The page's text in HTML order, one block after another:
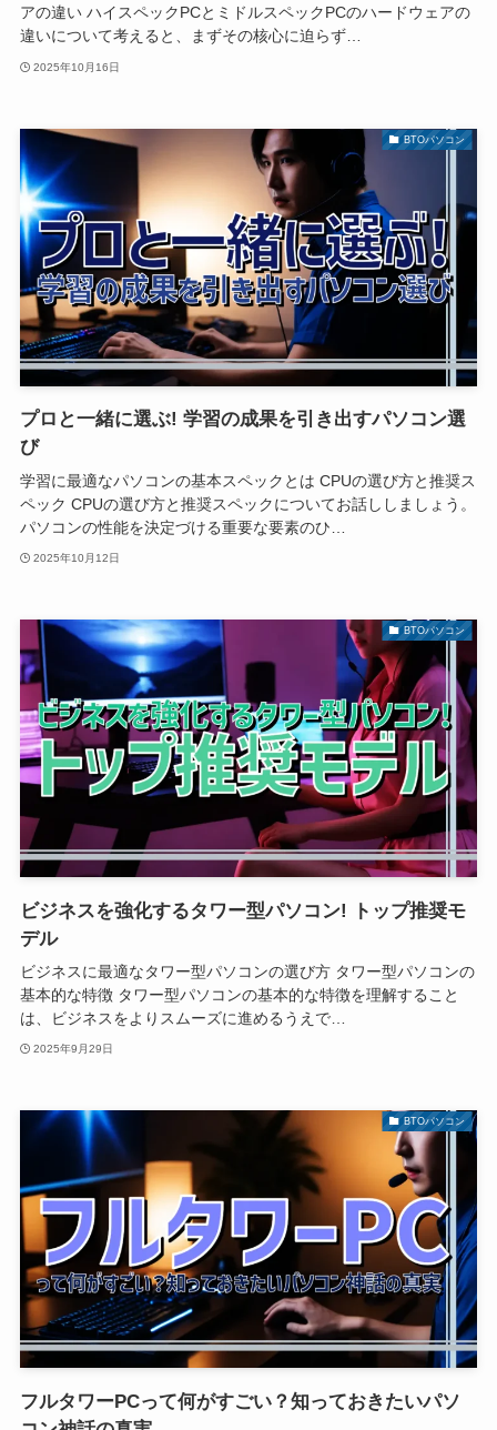
アの違い ハイスペックPCとミドルスペックPCのハードウェアの
違いについて考えると、まずその核心に迫らず…
2025年10月16日
BTOパソコン
プロと一緒に選ぶ! 学習の成果を引き出すパソコン選
び
学習に最適なパソコンの基本スペックとは CPUの選び方と推奨ス
ペック CPUの選び方と推奨スペックについてお話ししましょう。
パソコンの性能を決定づける重要な要素のひ…
2025年10月12日
BTOパソコン
ビジネスを強化するタワー型パソコン! トップ推奨モ
デル
ビジネスに最適なタワー型パソコンの選び方 タワー型パソコンの
基本的な特徴 タワー型パソコンの基本的な特徴を理解すること
は、ビジネスをよりスムーズに進めるうえで…
2025年9月29日
BTOパソコン
フルタワーPCって何がすごい？知っておきたいパソ